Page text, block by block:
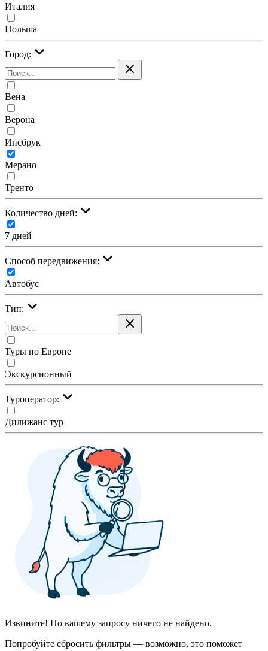
Италия
Польша
Город:
Вена
Верона
Инсбрук
Мерано
Тренто
Количество дней:
7 дней
Cпособ передвижения:
Автобус
Тип:
Туры по Европе
Экскурсионный
Туроператор:
Дилижанс тур
Извините! По вашему запросу ничего не найдено.
Попробуйте сбросить фильтры — возможно, это поможет